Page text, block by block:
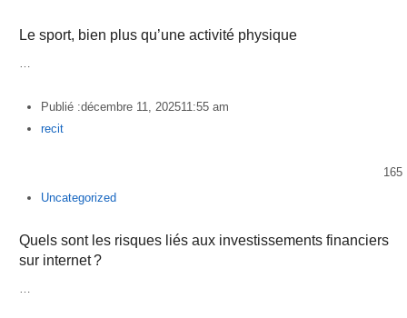
Le sport, bien plus qu’une activité physique
Publié :décembre 11, 202511:55 am
Author
recit
165
Uncategorized
Quels sont les risques liés aux investissements financiers
sur internet ?